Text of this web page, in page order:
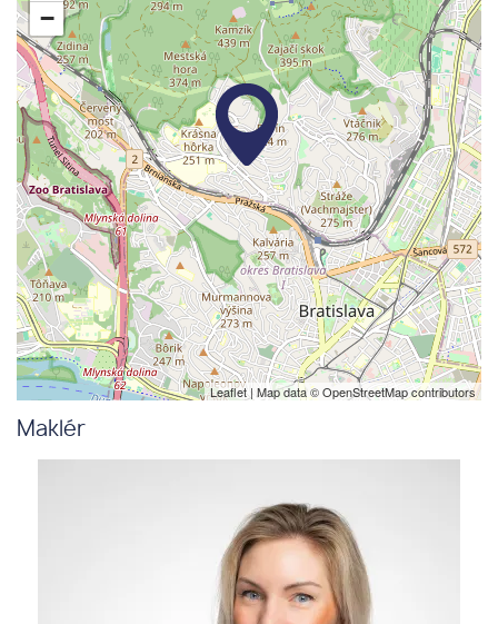
−
Leaflet| Map data ©OpenStreetMapcontributors
Maklér